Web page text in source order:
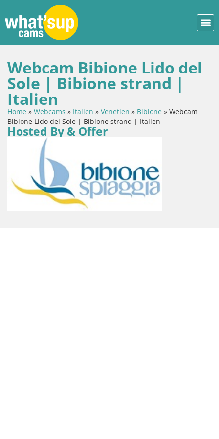
Webcam Bibione Lido del
Sole | Bibione strand |
Italien
Home » Webcams » Italien » Venetien » Bibione » Webcam
Bibione Lido del Sole | Bibione strand | Italien
Hosted By & Offer